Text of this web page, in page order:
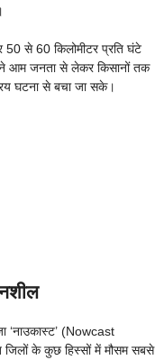
50 से 60 किलोमीटर प्रति घंटे
आम जनता से लेकर किसानों तक
घटना से बचा जा सके।
‘नाउकास्ट’ (Nowcast
के कुछ हिस्सों में मौसम सबसे